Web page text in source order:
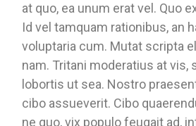
at quo, ea unum erat vel. Quo
Id vel tamquam rationibus, an
voluptaria cum. Mutat scripta
nam. Tritani moderatius at vis,
lobortis ut sea. Nostro
cibo assueverit. Cibo
ne quo, vix populo feugait ad,